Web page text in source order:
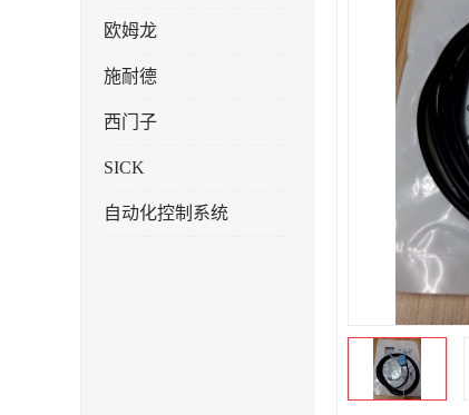
欧姆龙
施耐德
西门子
SICK
自动化控制系统